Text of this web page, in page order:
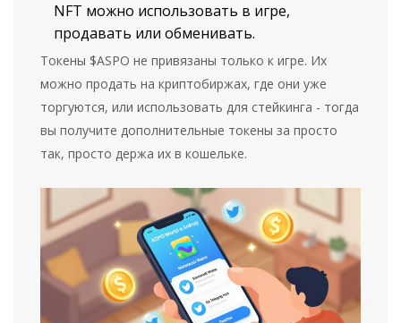
NFT можно использовать в игре,
продавать или обменивать.
Токены $ASPO не привязаны только к игре. Их
можно продать на криптобиржах, где они уже
торгуются, или использовать для стейкинга - тогда
вы получите дополнительные токены за просто
так, просто держа их в кошельке.